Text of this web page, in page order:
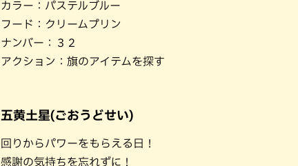
カラー：パステルブルー
フード：クリームプリン
ナンバー：３２
アクション：旗のアイテムを探す
五黄土星(ごおうどせい)
回りからパワーをもらえる日！
感謝の気持ちを忘れずに！